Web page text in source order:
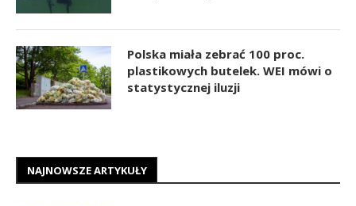
Polska miała zebrać 100 proc.
plastikowych butelek. WEI mówi o
statystycznej iluzji
NAJNOWSZE ARTYKUŁY